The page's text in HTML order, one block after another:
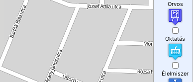
Orvos
Oktatás
Élelmiszer